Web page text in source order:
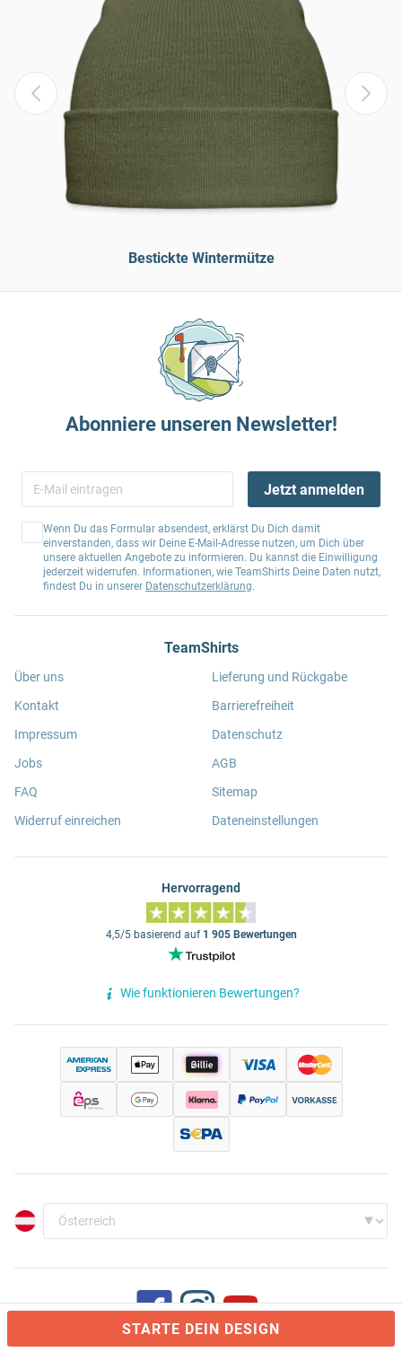
Bestickte Wintermütze
STARTE DEIN DESIGN
Abonniere unseren Newsletter!
Jetzt anmelden
Wenn Du das Formular absendest, erklärst Du Dich damit
einverstanden, dass wir Deine E-Mail-Adresse nutzen, um Dich über
unsere aktuellen Angebote zu informieren. Du kannst die Einwilligung
jederzeit widerrufen. Informationen, wie TeamShirts Deine Daten nutzt,
findest Du in unserer Datenschutzerklärung.
TeamShirts
Über uns
Kontakt
Impressum
Jobs
FAQ
Widerruf einreichen
Lieferung und Rückgabe
Barrierefreiheit
Datenschutz
AGB
Sitemap
Dateneinstellungen
Hervorragend
4,5/5 basierend auf 1 905 Bewertungen
Wie funktionieren Bewertungen?